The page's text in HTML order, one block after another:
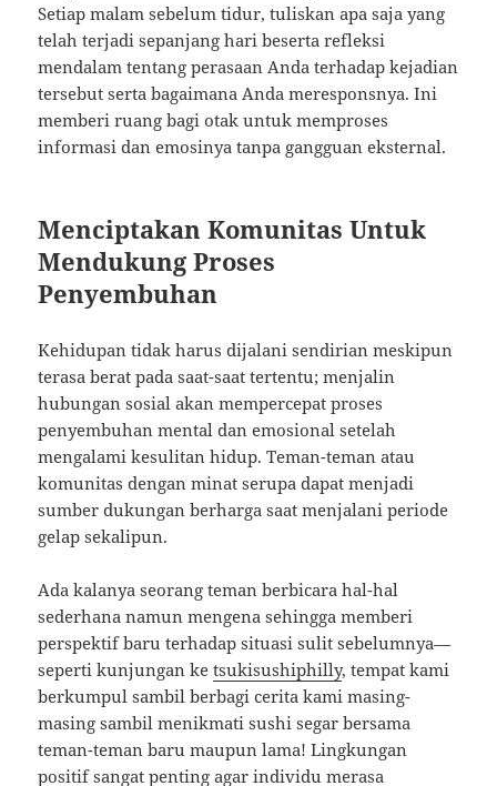
Setiap malam sebelum tidur, tuliskan apa saja yang
telah terjadi sepanjang hari beserta refleksi
mendalam tentang perasaan Anda terhadap kejadian
tersebut serta bagaimana Anda meresponsnya. Ini
memberi ruang bagi otak untuk memproses
informasi dan emosinya tanpa gangguan eksternal.
Menciptakan Komunitas Untuk
Mendukung Proses
Penyembuhan
Kehidupan tidak harus dijalani sendirian meskipun
terasa berat pada saat-saat tertentu; menjalin
hubungan sosial akan mempercepat proses
penyembuhan mental dan emosional setelah
mengalami kesulitan hidup. Teman-teman atau
komunitas dengan minat serupa dapat menjadi
sumber dukungan berharga saat menjalani periode
gelap sekalipun.
Ada kalanya seorang teman berbicara hal-hal
sederhana namun mengena sehingga memberi
perspektif baru terhadap situasi sulit sebelumnya—
seperti kunjungan ketsukisushiphilly, tempat kami
berkumpul sambil berbagi cerita kami masing-
masing sambil menikmati sushi segar bersama
teman-teman baru maupun lama! Lingkungan
positif sangat penting agar individu merasa